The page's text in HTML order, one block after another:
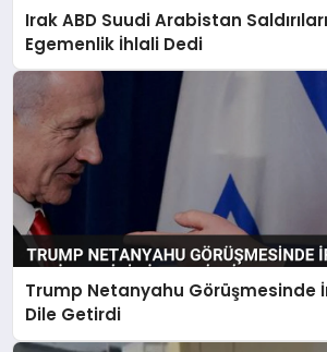
Irak ABD Suudi Arabistan
Egemenlik İhlali Dedi
Trump Netanyahu Görüşmesinde
Dile Getirdi